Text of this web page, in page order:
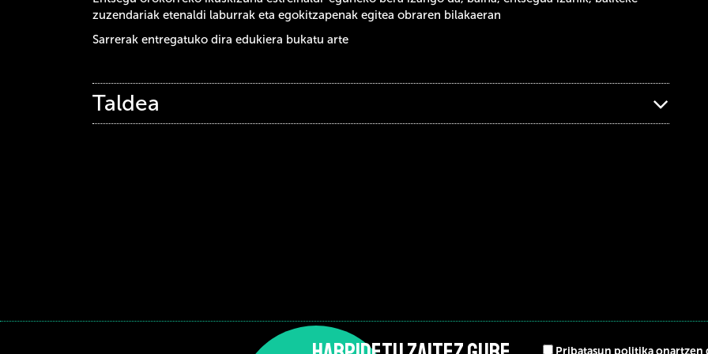
zuzendariak etenaldi laburrak eta egokitzapenak egitea obraren bilakaeran
Sarrerak entregatuko dira edukiera bukatu arte
Taldea
Pribatasun politika onartzen